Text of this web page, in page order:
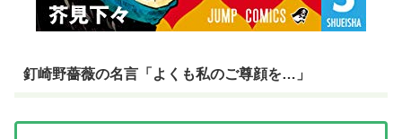
釘崎野薔薇の名言「よくも私のご尊顔を…」